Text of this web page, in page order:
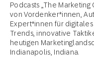
Podcasts „The
von Vordenker*innen,
Expert*innen für
Trends, innovative
heutigen
Indianapolis, Indiana.